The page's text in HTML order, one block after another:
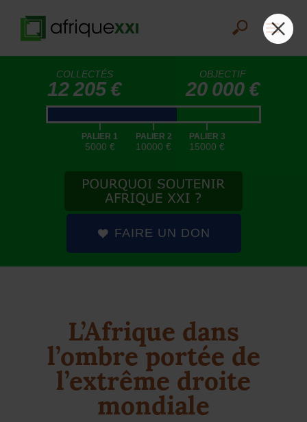
COLLECTÉS
12 205 €
OBJECTIF
20 000 €
|
PALIER 1
5000 €
|
PALIER 2
10000 €
|
PALIER 3
15000 €
FAIRE UN DON
L’Afrique dans
l’ombre portée de
l’extrême droite
mondiale